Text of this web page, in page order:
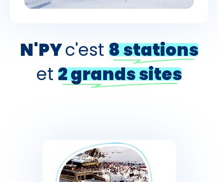
N'PYc'est 8 stations
et 2 grands sites